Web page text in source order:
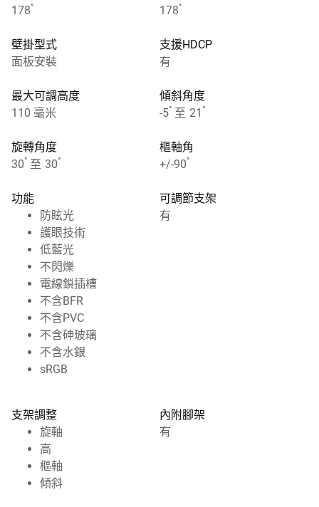
178°
178°
壁掛型式
面板安裝
支援HDCP
有
最大可調高度
110 毫米
傾斜角度
-5° 至 21 °
旋轉角度
30° 至 30°
樞軸角
+/-90°
功能
防眩光
護眼技術
低藍光
不閃爍
電線鎖插槽
不含BFR
不含PVC
不含砷玻璃
不含水銀
sRGB
可調節支架
有
支架調整
旋軸
高
樞軸
傾斜
內附腳架
有